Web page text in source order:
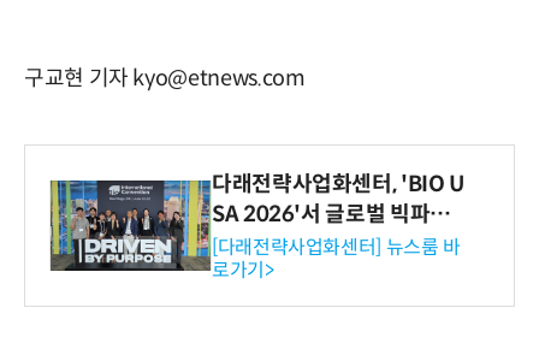
구교현 기자 kyo@etnews.com
다래전략사업화센터, 'BIO U
SA 2026'서 글로벌 빅파마
와의 비즈니스 미팅 지원…K
-바이오 해외 진출 교두보 확
보
[다래전략사업화센터] 뉴스룸 바
로가기>